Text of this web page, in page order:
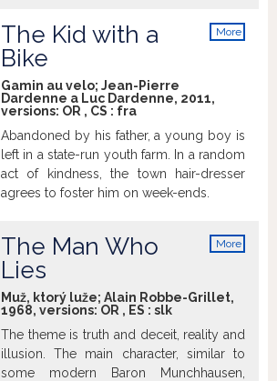
More
The Kid with a
Bike
Gamin au velo; Jean-Pierre
Dardenne a Luc Dardenne, 2011,
versions: OR , CS : fra
Abandoned by his father, a young boy is
left in a state-run youth farm. In a random
act of kindness, the town hair-dresser
agrees to foster him on week-ends.
More
The Man Who
Lies
Muž, ktorý luže; Alain Robbe-Grillet,
1968, versions: OR , ES : slk
The theme is truth and deceit, reality and
illusion. The main character, similar to
some modern Baron Munchhausen,